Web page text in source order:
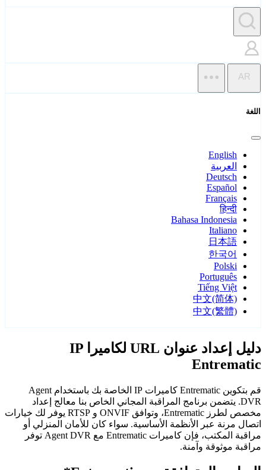
AR
اللغة
English
العربية
Deutsch
Español
Français
हिन्दी
Bahasa Indonesia
Italiano
日本語
한국어
Polski
Português
Tiếng Việt
中文(简体)
中文(繁體)
دليل إعداد عنوان URL لكاميرا IP
Entrematic
قم بتكوين Entrematic كاميرات IP الخاصة بك باستخدام Agent
DVR. يتضمن برنامج المراقبة المجاني الخاص بنا معالج إعداد
مخصص لطرز Entrematic، وتوافق ONVIF و RTSP يوفر لك خيارات
اتصال مرنة عبر الأنظمة الأساسية. سواء كان للأمان المنزلي أو
مراقبة المكتب، فإن كاميرات Entrematic مع Agent DVR توفر
مراقبة موثوقة وآمنة.